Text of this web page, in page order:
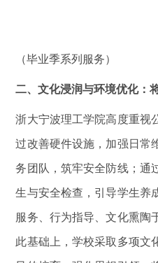
（毕业季系列服务）
二、文化浸润与环境优化：
浙大宁波理工学院高度重视
过改善硬件设施，加强日常
务团队，筑牢安全防线；通
生与安全检查，引导学生养
服务、行为指导、文化熏陶
此基础上，学校采取多项文